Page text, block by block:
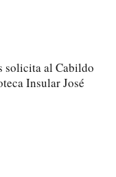
solicita al Cabildo
Insular José